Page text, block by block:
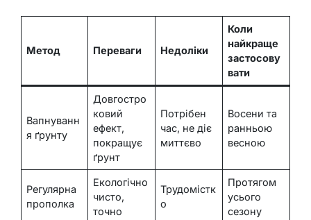
Метод Переваги Недоліки
Коли
найкраще
застосову
вати
Вапнуванн
я ґрунту
Довгостро
ковий
ефект,
покращує
ґрунт
Потрібен
час, не діє
миттєво
Восени та
ранньою
весною
Регулярна
прополка
Екологічно
чисто,
точно
Трудомістк
о
Протягом
усього
сезону